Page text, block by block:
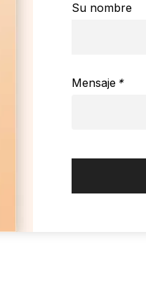
Su nombre
*
Mensaje